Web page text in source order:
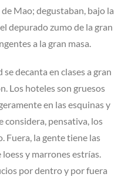
Mao; degustaban, bajo la
depurado zumo de la gran
a la gran masa.
decanta en clases a gran
Los hoteles son gruesos
en las esquinas y
considera, pensativa, los
Fuera, la gente tiene las
y marrones estrías.
por dentro y por fuera